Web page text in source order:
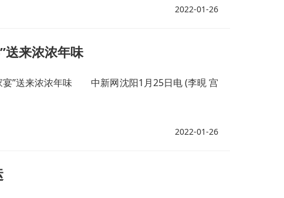
2022-01-26
送来浓浓年味
”送来浓浓年味 中新网沈阳1月25日电 (李晛 宫
2022-01-26